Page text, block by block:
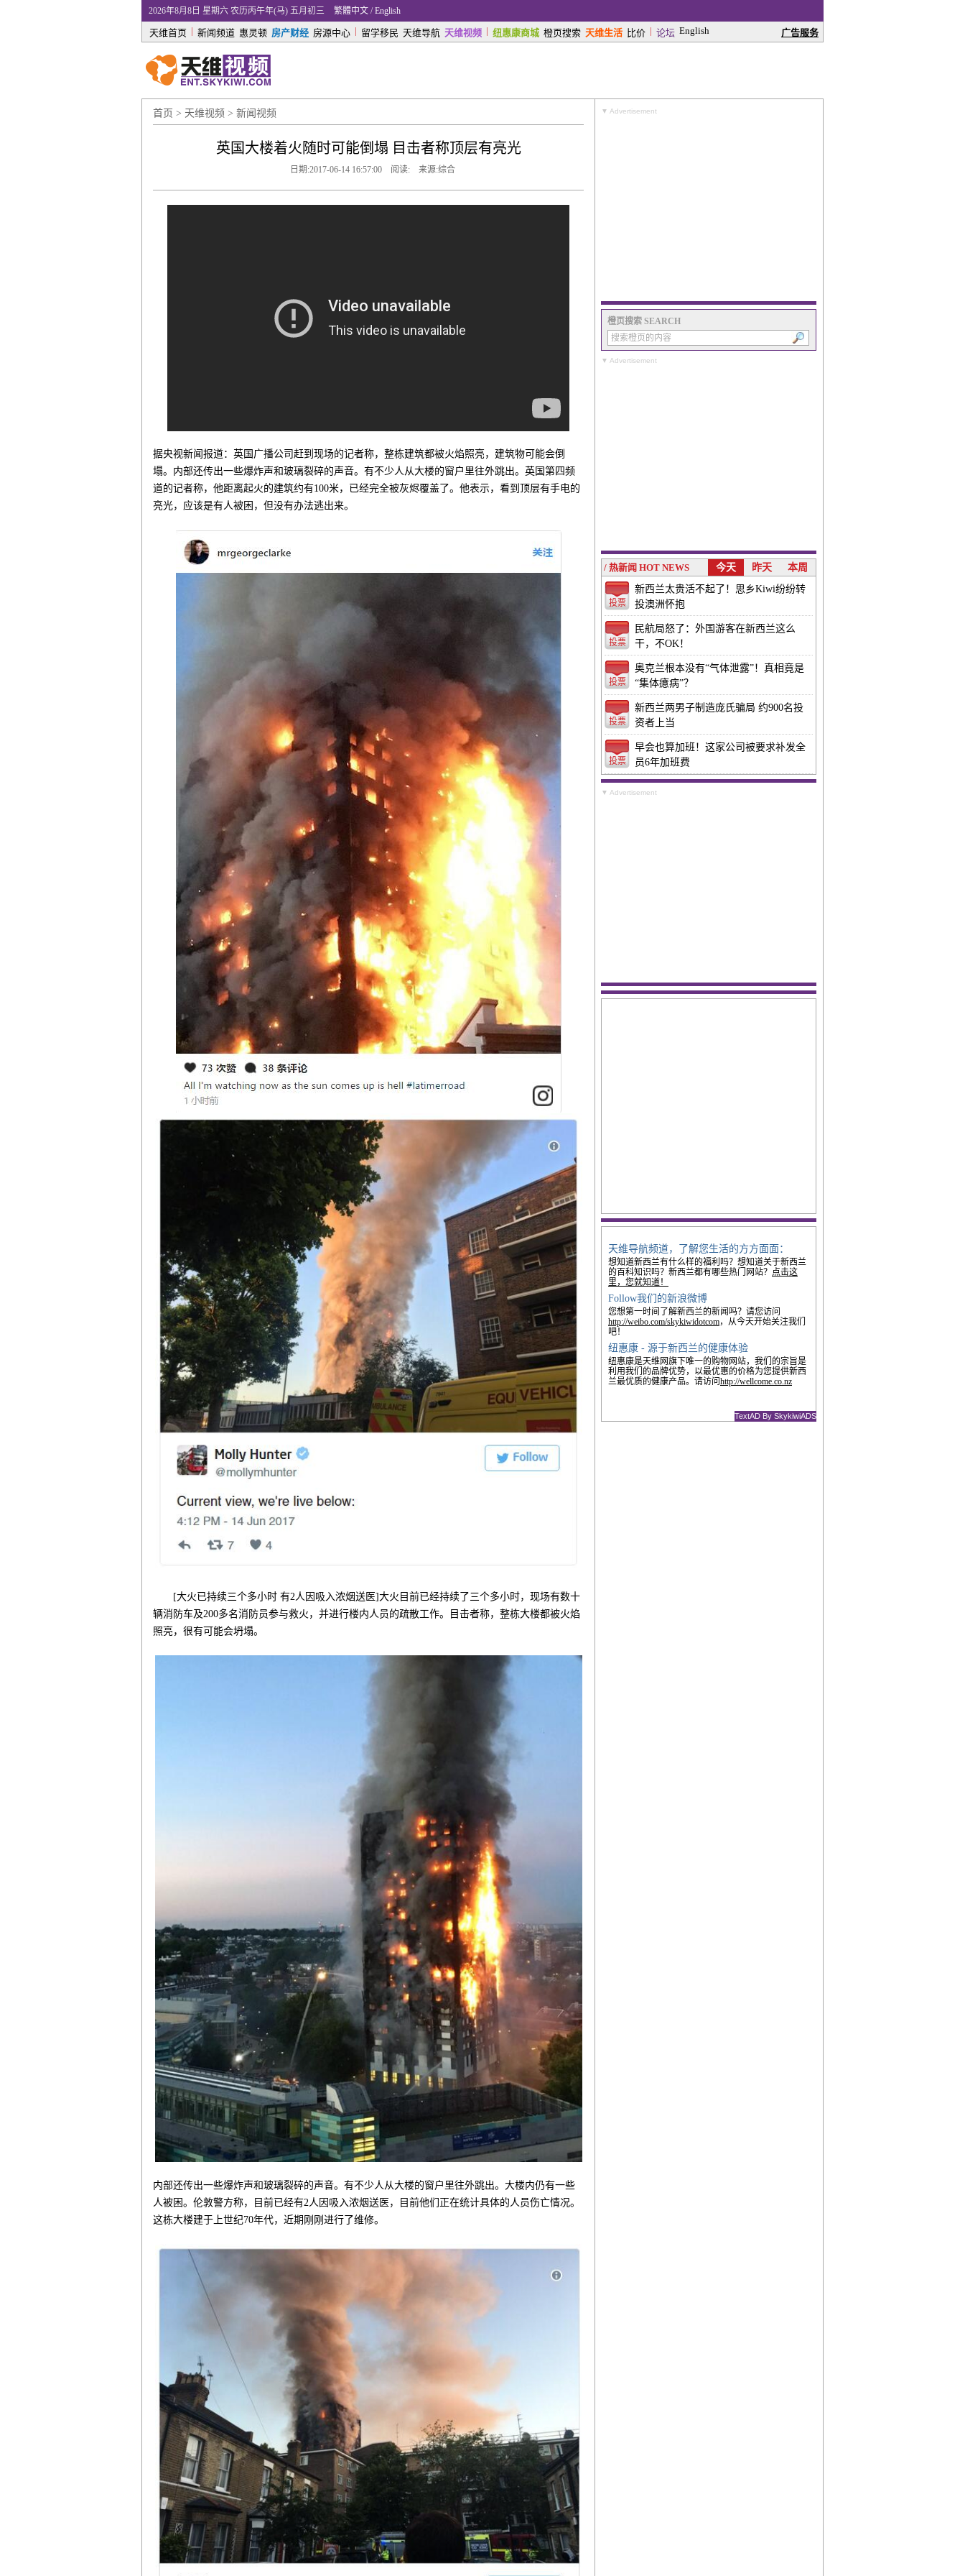
2026年8月8日 星期六 农历丙午年(马) 五月初三 繁體中文 /English
天维首页 | 新闻频道 惠灵顿 房产财经 房源中心 | 留学移民 天维导航 天维视频 | 纽惠康商城 橙页搜索 天维生活 比价 | 论坛 English 广告服务
首页 > 天维视频 > 新闻视频
英国大楼着火随时可能倒塌 目击者称顶层有亮光
日期:2017-06-14 16:57:00 阅读: 来源:综合
据央视新闻报道：英国广播公司赶到现场的记者称，整栋建筑都被火焰照亮，建筑物可能会倒
塌。内部还传出一些爆炸声和玻璃裂碎的声音。有不少人从大楼的窗户里往外跳出。英国第四频
道的记者称，他距离起火的建筑约有100米，已经完全被灰烬覆盖了。他表示，看到顶层有手电的
亮光，应该是有人被困，但没有办法逃出来。
[大火已持续三个多小时 有2人因吸入浓烟送医]大火目前已经持续了三个多小时，现场有数十
辆消防车及200多名消防员参与救火，并进行楼内人员的疏散工作。目击者称，整栋大楼都被火焰
照亮，很有可能会坍塌。
内部还传出一些爆炸声和玻璃裂碎的声音。有不少人从大楼的窗户里往外跳出。大楼内仍有一些
人被困。伦敦警方称，目前已经有2人因吸入浓烟送医，目前他们正在统计具体的人员伤亡情况。
这栋大楼建于上世纪70年代，近期刚刚进行了维修。
▼ Advertisement
橙页搜索 SEARCH
▼ Advertisement
/ 热新闻 HOT NEWS 今天 昨天 本周
投票
新西兰太贵活不起了！思乡Kiwi纷纷转
投澳洲怀抱
投票
民航局怒了：外国游客在新西兰这么
干，不OK！
投票
奥克兰根本没有“气体泄露”！真相竟是
“集体癔病”？
投票
新西兰两男子制造庞氏骗局 约900名投
资者上当
投票
早会也算加班！这家公司被要求补发全
员6年加班费
▼ Advertisement
天维导航频道，了解您生活的方方面面：
想知道新西兰有什么样的福利吗？想知道关于新西兰
的百科知识吗？新西兰都有哪些热门网站？ 点击这
里，您就知道！
Follow我们的新浪微博
您想第一时间了解新西兰的新闻吗？请您访问
http://weibo.com/skykiwidotcom，从今天开始关注我们
吧！
纽惠康 - 源于新西兰的健康体验
纽惠康是天维网旗下唯一的购物网站，我们的宗旨是
利用我们的品牌优势，以最优惠的价格为您提供新西
兰最优质的健康产品。请访问 http://wellcome.co.nz
TextAD By SkykiwiADS